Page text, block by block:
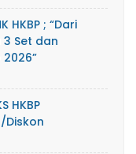
HKBP ; “Dari
Set dan
HKBP
Diskon